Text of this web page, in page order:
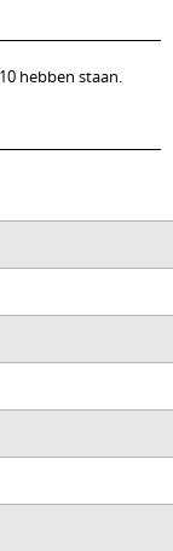
hebben staan.